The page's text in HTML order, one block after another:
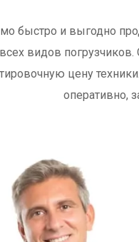
быстро и выгодно
видов погрузчиков.
цену
оперативно,